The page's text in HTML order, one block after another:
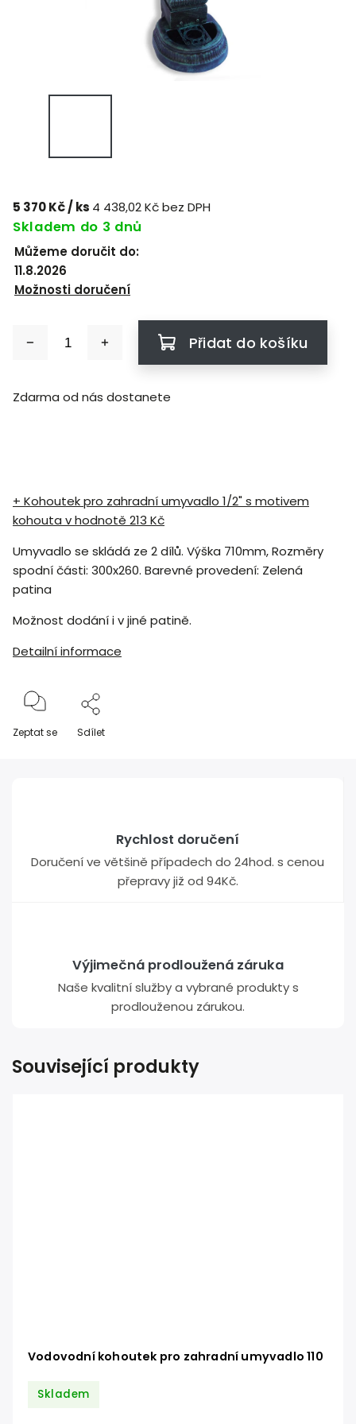
5 370 Kč/ ks 4 438,02 Kč bez DPH
Skladem do 3 dnů
Můžeme doručit do:
11.8.2026
Možnosti doručení
Přidat do košíku
Zdarma od nás dostanete
+ Kohoutek pro zahradní umyvadlo 1/2" s motivem
kohouta v hodnotě 213 Kč
Umyvadlo se skládá ze 2 dílů. Výška 710mm, Rozměry
spodní části: 300x260. Barevné provedení: Zelená
patina
Možnost dodání i v jiné patině.
Detailní informace
Zeptat se Sdílet
Rychlost doručení
Doručení ve většině případech do 24hod. s cenou
přepravy již od 94Kč.
Výjimečná prodloužená záruka
Naše kvalitní služby a vybrané produkty s
prodlouženou zárukou.
Související produkty
Vodovodní kohoutek pro zahradní umyvadlo 110
Skladem